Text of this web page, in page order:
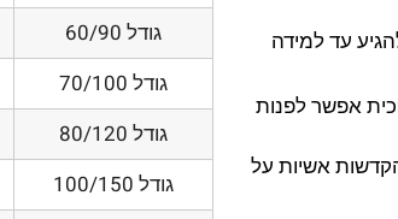
עד למידה
אפשר לפנות
אשיות על
גודל 60/90
גודל 70/100
גודל 80/120
גודל 100/150